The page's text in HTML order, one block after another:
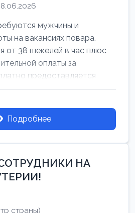
мужчины и
на вакансиях повара.
от 38 шекелей в час плюс
оплаты за
предоставляется
Подробнее
НА
страны)